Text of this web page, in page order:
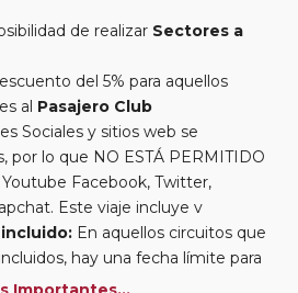
de realizar Sectores a
del 5% para aquellos
al Pasajero Club
Sociales y sitios web se
por lo que NO ESTÁ PERMITIDO
Facebook, Twitter,
Este viaje incluye v
En aquellos circuitos que
hay una fecha límite para
reservas/emisión de los vuelos se